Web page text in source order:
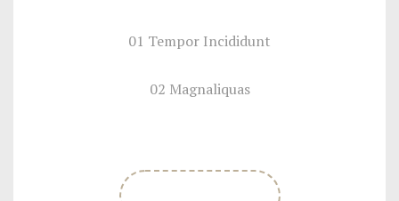
01 Tempor Incididunt
02 Magnaliquas